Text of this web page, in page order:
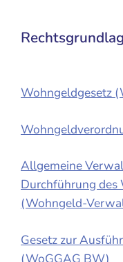
Wohngeldgesetz
Allgemeine
Durchführung des
(Wohngeld-
Gesetz zur
(WoGGAG BW)